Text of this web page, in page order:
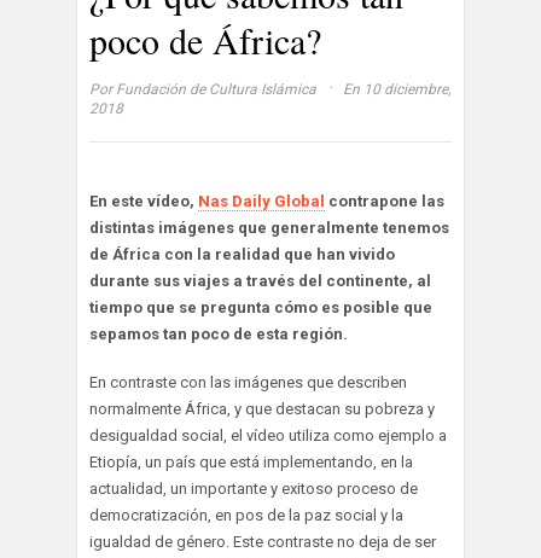
poco de África?
Por Fundación de Cultura Islámica ·
En 10 diciembre,
2018
En este vídeo, Nas Daily Global contrapone las
distintas imágenes que generalmente tenemos
de África con la realidad que han vivido
durante sus viajes a través del continente, al
tiempo que se pregunta cómo es posible que
sepamos tan poco de esta región.
En contraste con las imágenes que describen
normalmente África, y que destacan su pobreza y
desigualdad social, el vídeo utiliza como ejemplo a
Etiopía, un país que está implementando, en la
actualidad, un importante y exitoso proceso de
democratización, en pos de la paz social y la
igualdad de género. Este contraste no deja de ser